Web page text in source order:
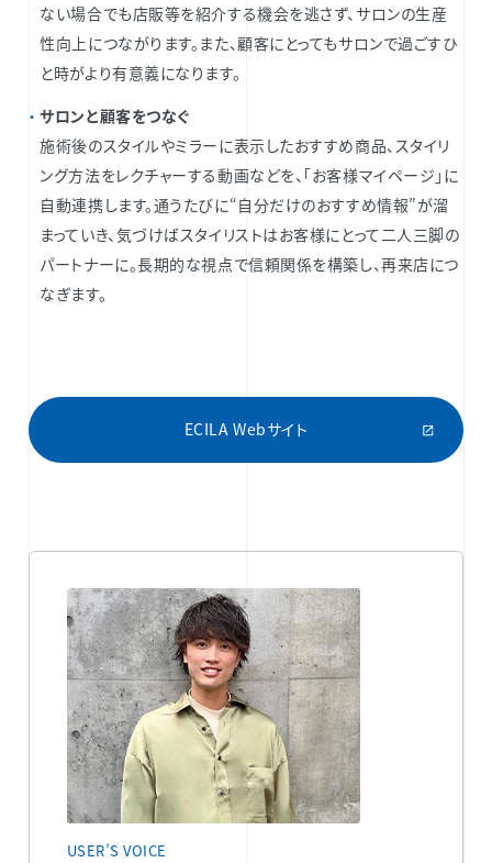
ない場合でも店販等を紹介する機会を逃さず、サロンの生産
性向上につながります。また、顧客にとってもサロンで過ごすひ
と時がより有意義になります。
サロンと顧客をつなぐ
施術後のスタイルやミラーに表示したおすすめ商品、スタイリ
ング方法をレクチャーする動画などを、「お客様マイページ」に
自動連携します。通うたびに“自分だけのおすすめ情報”が溜
まっていき、気づけばスタイリストはお客様にとって二人三脚の
パートナーに。長期的な視点で信頼関係を構築し、再来店につ
なぎます。
ECILA Webサイト
USER’S VOICE